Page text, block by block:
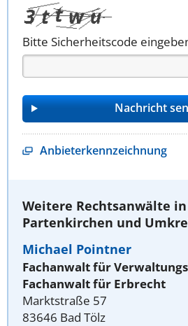
Bitte Sicherheitscode
Anbieterkennzeichnung
Weitere Rechtsanwälte
Partenkirchen und
Michael Pointner
Fachanwalt für
Fachanwalt für Erbrecht
Marktstraße 57
83646 Bad Tölz